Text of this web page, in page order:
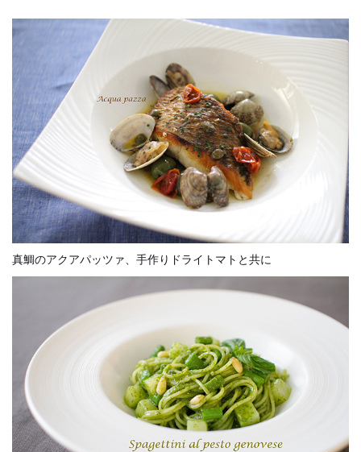
真鯛のアクアパッツァ、手作りドライトマトと共に